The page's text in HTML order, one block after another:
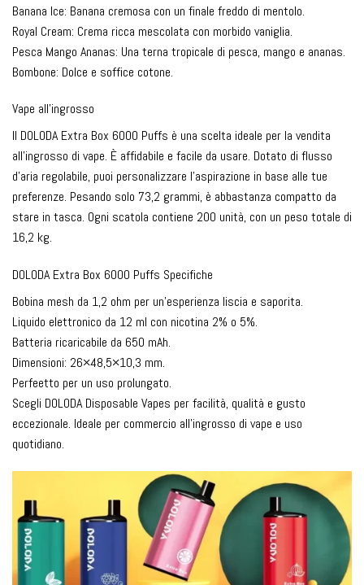
Banana Ice: Banana cremosa con un finale freddo di mentolo.
Royal Cream: Crema ricca mescolata con morbido vaniglia.
Pesca Mango Ananas: Una terna tropicale di pesca, mango e ananas.
Bombone: Dolce e soffice cotone.
Vape all'ingrosso
Il DOLODA Extra Box 6000 Puffs è una scelta ideale per la vendita
all'ingrosso di vape. È affidabile e facile da usare. Dotato di flusso
d'aria regolabile, puoi personalizzare l'aspirazione in base alle tue
preferenze. Pesando solo 73,2 grammi, è abbastanza compatto da
stare in tasca. Ogni scatola contiene 200 unità, con un peso totale di
16,2 kg.
DOLODA Extra Box 6000 Puffs Specifiche
Bobina mesh da 1,2 ohm per un'esperienza liscia e saporita.
Liquido elettronico da 12 ml con nicotina 2% o 5%.
Batteria ricaricabile da 650 mAh.
Dimensioni: 26×48,5×10,3 mm.
Perfeetto per un uso prolungato.
Scegli DOLODA Disposable Vapes per facilità, qualità e gusto
eccezionale. Ideale per commercio all'ingrosso di vape e uso
quotidiano.